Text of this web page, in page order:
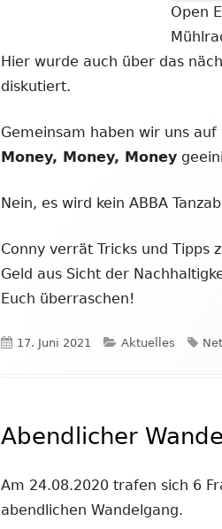
Open
Hier wurde auch über das
diskutiert.
Gemeinsam haben wir uns auf
Money, Money, Money
Nein, es wird kein ABBA
Conny verrät Tricks und Tipps
Geld aus Sicht der
Euch überraschen!
Veröffentlicht
17. Juni 2021 Kategorien
Aktuelles
Abendlicher
Am 24.08.2020 trafen sich 6
abendlichen Wandelgang.